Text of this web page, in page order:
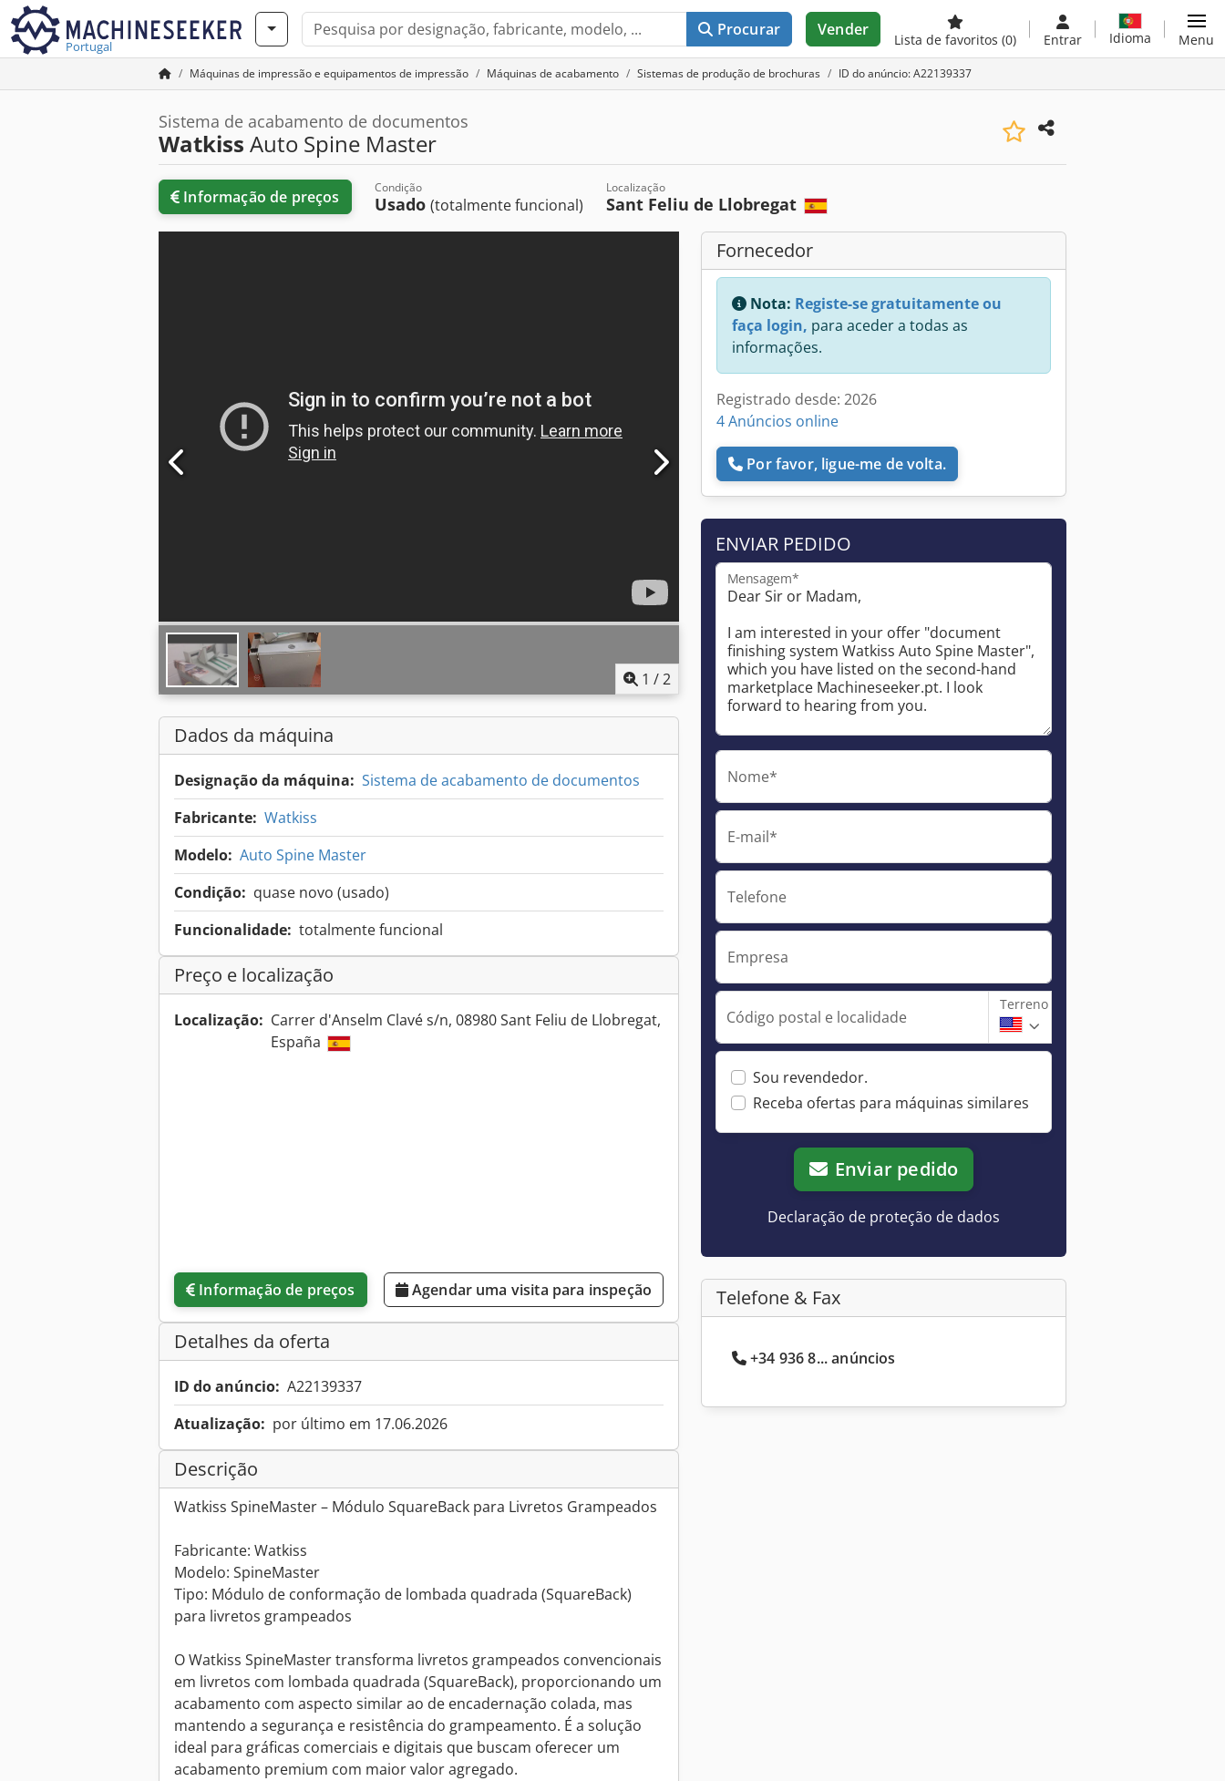
Portugal
Procurar Vender
Lista de favoritos (0) Entrar Idioma Menu
Máquinas de impressão e equipamentos de impressão Máquinas de acabamento Sistemas de produção de brochuras ID do anúncio: A22139337
Sistema de acabamento de documentos
Watkiss Auto Spine Master
Informação de preços Condição
Usado (totalmente funcional)
Localização
Sant Feliu de Llobregat
1 /2
Dados da máquina
Designação da máquina: Sistema de acabamento de documentos
Fabricante: Watkiss
Modelo: Auto Spine Master
Condição: quase novo (usado)
Funcionalidade: totalmente funcional
Preço e localização
Localização: Carrer d'Anselm Clavé s/n, 08980 Sant Feliu de Llobregat,
España
Informação de preços Agendar uma visita para inspeção
Detalhes da oferta
ID do anúncio: A22139337
Atualização: por último em 17.06.2026
Descrição
Watkiss SpineMaster – Módulo SquareBack para Livretos Grampeados
Fabricante: Watkiss
Modelo: SpineMaster
Tipo: Módulo de conformação de lombada quadrada (SquareBack)
para livretos grampeados
O Watkiss SpineMaster transforma livretos grampeados convencionais
em livretos com lombada quadrada (SquareBack), proporcionando um
acabamento com aspecto similar ao de encadernação colada, mas
mantendo a segurança e resistência do grampeamento. É a solução
ideal para gráficas comerciais e digitais que buscam oferecer um
acabamento premium com maior valor agregado.
Fornecedor
Nota: Registe-se gratuitamente ou
faça login, para aceder a todas as
informações.
Registrado desde: 2026
4 Anúncios online
Por favor, ligue-me de volta.
ENVIAR PEDIDO
Mensagem*
Nome*
E-mail*
Telefone
Empresa
Código postal e localidade
Terreno
Sou revendedor.
Receba ofertas para máquinas similares
Enviar pedido
Declaração de proteção de dados
Telefone & Fax
+34 936 8... anúncios